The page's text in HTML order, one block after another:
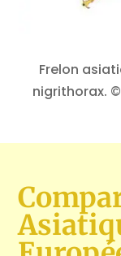
Frelon
nigrithorax. ©